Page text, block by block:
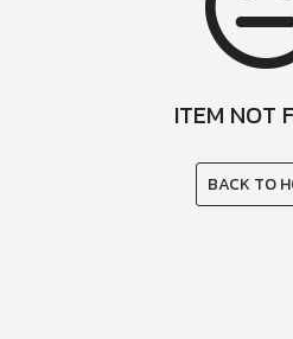
ITEM NOT
BACK TO